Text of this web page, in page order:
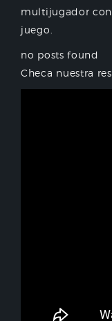
multijugador
juego.
no posts found
Checa nuestra